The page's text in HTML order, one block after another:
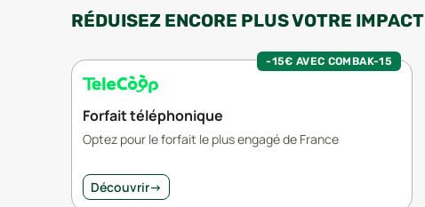
RÉDUISEZ ENCORE PLUS VOTRE IMPACT
-15€ AVEC COMBAK-15
Forfait téléphonique
Optez pour le forfait le plus engagé de France
Découvrir→